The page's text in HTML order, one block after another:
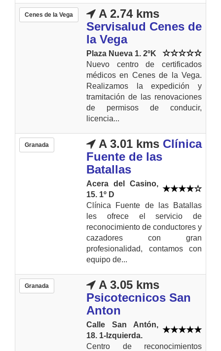
Cenes de la Vega
A 2.74 kms
Servisalud Cenes de
la Vega
Plaza Nueva 1. 2ºK
Nuevo centro de certificados
médicos en Cenes de la Vega.
Realizamos la expedición y
tramitación de las renovaciones
de permisos de conducir,
licencia...
Granada A 3.01 kms Clínica
Fuente de las
Batallas
Acera del Casino,
15. 1º D
Clínica Fuente de las Batallas
les ofrece el servicio de
reconocimiento de conductores y
cazadores con gran
profesionalidad, contamos con
equipo de...
Granada
A 3.05 kms
Psicotecnicos San
Anton
Calle San Antón,
18. 1-Izquierda.
Centro de reconocimientos